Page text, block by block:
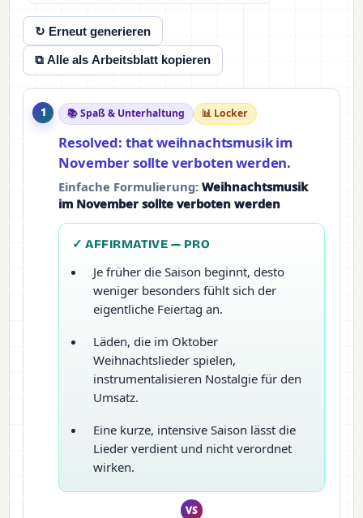
↻ Erneut generieren
⧉ Alle als Arbeitsblatt kopieren
1 📚 Spaß & Unterhaltung 📊 Locker
Resolved: that weihnachtsmusik im
November sollte verboten werden.
Einfache Formulierung:Weihnachtsmusik
im November sollte verboten werden
✓ AFFIRMATIVE — PRO
Je früher die Saison beginnt, desto
weniger besonders fühlt sich der
eigentliche Feiertag an.
Läden, die im Oktober
Weihnachtslieder spielen,
instrumentalisieren Nostalgie für den
Umsatz.
Eine kurze, intensive Saison lässt die
Lieder verdient und nicht verordnet
wirken.
VS